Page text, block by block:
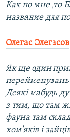
Как по мне ,то
название для
Олегас Олегасов
Як ще один
перейменувань
Деякі мабудь
з тим, що там
фауна там
хом'яків і